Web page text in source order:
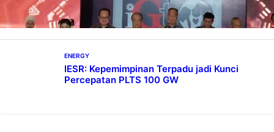
ENERGY
IESR: Kepemimpinan Terpadu jadi Kunci
Percepatan PLTS 100 GW